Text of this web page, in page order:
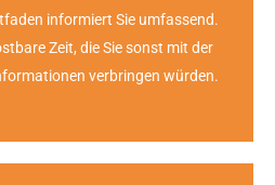
informiert Sie umfassend.
Zeit, die Sie sonst mit der
verbringen würden.